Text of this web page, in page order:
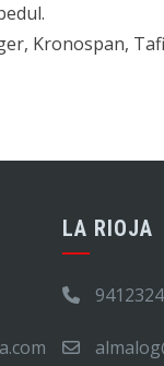
Kronospan,
LA RIOJA